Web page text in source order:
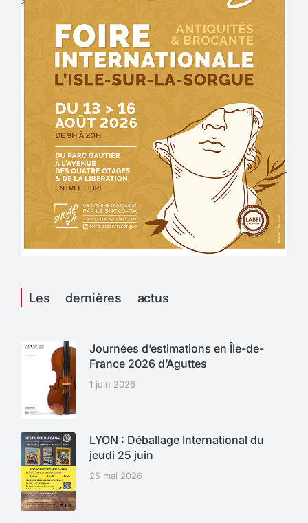
Les dernières actus
Journées d’estimations en Île-de-
France 2026 d’Aguttes
1 juin 2026
LYON : Déballage International du
jeudi 25 juin
25 mai 2026